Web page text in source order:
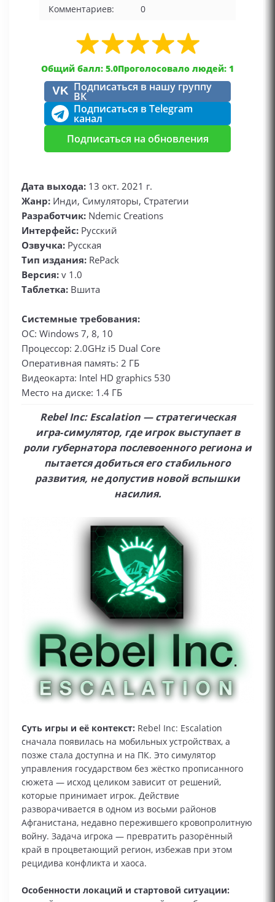
Комментариев:
0
Общий балл: 5.0Проголосовало людей: 1
VK Подписаться в нашу группу
ВК
Подписаться в Telegram
канал
Подписаться на обновления
Дата выхода: 13 окт. 2021 г.
Жанр: Инди, Симуляторы, Стратегии
Разработчик: Ndemic Creations
Интерфейс: Русский
Озвучка: Русская
Тип издания: RePack
Версия: v 1.0
Таблетка: Вшита
Системные требования:
ОС: Windows 7, 8, 10
Процессор: 2.0GHz i5 Dual Core
Оперативная память: 2 ГБ
Видеокарта: Intel HD graphics 530
Место на диске: 1.4 ГБ
Rebel Inc: Escalation — стратегическая
игра‑симулятор, где игрок выступает в
роли губернатора послевоенного региона и
пытается добиться его стабильного
развития, не допустив новой вспышки
насилия.
Суть игры и её контекст: Rebel Inc: Escalation
сначала появилась на мобильных устройствах, а
позже стала доступна и на ПК. Это симулятор
управления государством без жёстко прописанного
сюжета — исход целиком зависит от решений,
которые принимает игрок. Действие
разворачивается в одном из восьми районов
Афганистана, недавно пережившего кровопролитную
войну. Задача игрока — превратить разорённый
край в процветающий регион, избежав при этом
рецидива конфликта и хаоса.
Особенности локаций и стартовой ситуации: